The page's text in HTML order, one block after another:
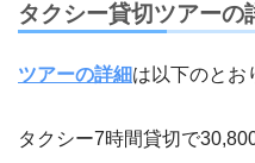
タクシー貸切ツアーの
ツアーの詳細は以下のとお
タクシー7時間貸切で